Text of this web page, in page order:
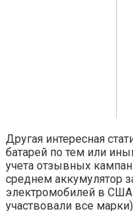
Другая интересная
батарей по тем или
учета отзывных
среднем аккумулятор
электромобилей в
участвовали все